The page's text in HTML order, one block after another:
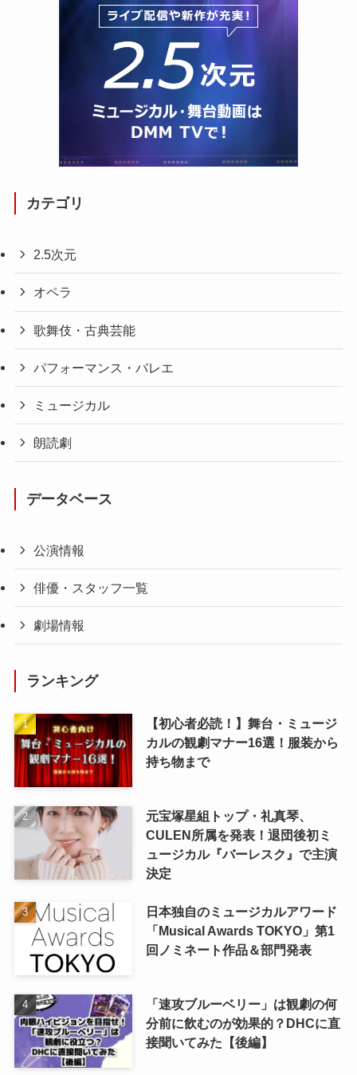
カテゴリ
2.5次元
オペラ
歌舞伎・古典芸能
パフォーマンス・バレエ
ミュージカル
朗読劇
データベース
公演情報
俳優・スタッフ一覧
劇場情報
ランキング
【初心者必読！】舞台・ミュージ
カルの観劇マナー16選！服装から
持ち物まで
元宝塚星組トップ・礼真琴、
CULEN所属を発表！退団後初ミ
ュージカル『バーレスク』で主演
決定
日本独自のミュージカルアワード
「Musical Awards TOKYO」第1
回ノミネート作品＆部門発表
「速攻ブルーベリー」は観劇の何
分前に飲むのが効果的？DHCに直
接聞いてみた【後編】